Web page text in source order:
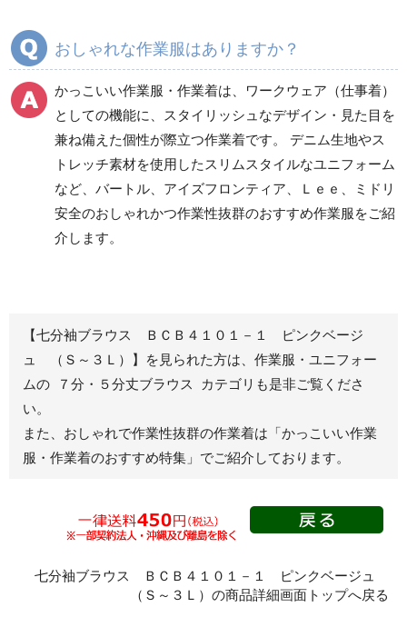
ズボン
ツ
クリーンウェアワーク
パンツ
ズボン
レディース作業着
ブルゾン
ジャンパー
秋冬長袖
スモック
春夏半袖
ア
シャツ
おしゃれな作業服はありますか？
かっこいい作業服・作業着は、ワークウェア（仕事着）
としての機能に、スタイリッシュなデザイン・見た目を
兼ね備えた個性が際立つ作業着です。 デニム生地やス
トレッチ素材を使用したスリムスタイルなユニフォーム
など、バートル、アイズフロンティア、Ｌｅｅ、ミドリ
安全のおしゃれかつ作業性抜群のおすすめ作業服をご紹
介します。
【七分袖ブラウス ＢＣＢ４１０１－１ ピンクベージ
ュ （Ｓ～３Ｌ）】を見られた方は、作業服・ユニフォー
ムの ７分・５分丈ブラウス カテゴリも是非ご覧くださ
い。
また、おしゃれで作業性抜群の作業着は 「かっこいい作業
服・作業着のおすすめ特集」 でご紹介しております。
七分袖ブラウス ＢＣＢ４１０１－１ ピンクベージュ
（Ｓ～３Ｌ）の商品詳細画面トップへ戻る